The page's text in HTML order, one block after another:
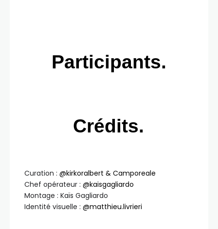
Participants.
Crédits.
Curation : @kirkoralbert & Camporeale
Chef opérateur : @kaisgagliardo
Montage : Kaïs Gagliardo
Identité visuelle : @matthieu.livrieri